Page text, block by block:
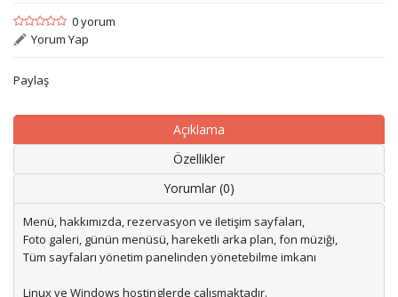
0 yorum
Yorum Yap
Paylaş
Açıklama
Özellikler
Yorumlar (0)
Menü, hakkımızda, rezervasyon ve iletişim sayfaları,
Foto galeri, günün menüsü, hareketli arka plan, fon müziği,
Tüm sayfaları yönetim panelinden yönetebilme imkanı
Linux ve Windows hostinglerde çalışmaktadır.